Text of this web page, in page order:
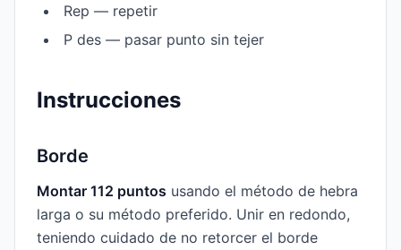
Rep — repetir
P des — pasar punto sin tejer
Instrucciones
Borde
Montar 112 puntos usando el método de hebra
larga o su método preferido. Unir en redondo,
teniendo cuidado de no retorcer el borde